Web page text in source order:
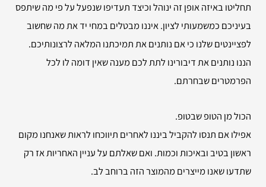
תחליטו באיזה אופן זה ינוהל וכיצד תעדיפו שנפעל על פי מה שיתפס
בעיניכם כמשמעותי לציון. איננו מבטלים במחי יד את מה שחשוב
לפציינטים שלנו כי אם נותנים את תמיכתנו המלאה לרצונותיכם.
הננו נותנים את דיבורינו לתת לכם מענה שאין דומה לו לכל
הפרמטרים שבחרתם.
הכול מן הטופ שבטופ.
אפילו אם תנסו להקביל ביננו לאחרים תיווכחו לראות שאנחנו מקום
ראשון בטיב ובאיכות וכמות. ואם שאלתם על עניין האחריות אז רק
שתדעו שאנו מייצרים מהמוצר הזה ברוחב לב.